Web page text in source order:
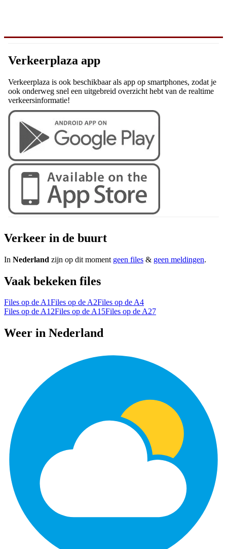
Verkeerplaza app
Verkeerplaza is ook beschikbaar als app op smartphones, zodat je
ook onderweg snel een uitgebreid overzicht hebt van de realtime
verkeersinformatie!
Verkeer in de buurt
In Nederland zijn op dit moment geen files & geen meldingen.
Vaak bekeken files
Files op de A1Files op de A2Files op de A4
Files op de A12Files op de A15Files op de A27
Weer in Nederland